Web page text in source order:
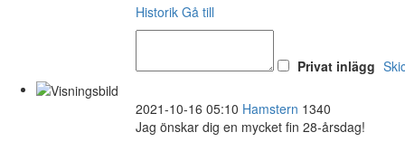
Historik Gå till
Privat inlägg
2021-10-16 05:10 Hamstern 1340
Jag önskar dig en mycket fin 28-årsdag!